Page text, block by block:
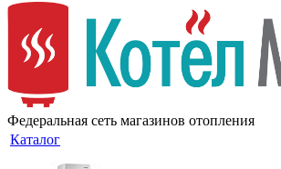
Федеральная сеть магазинов отопления
Каталог